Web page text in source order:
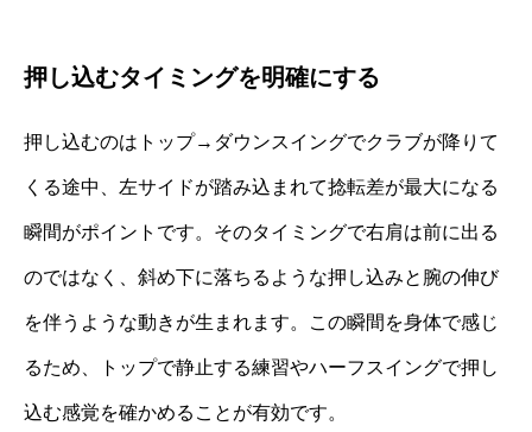
押し込むタイミングを明確にする
押し込むのはトップ→ダウンスイングでクラブが降りて
くる途中、左サイドが踏み込まれて捻転差が最大になる
瞬間がポイントです。そのタイミングで右肩は前に出る
のではなく、斜め下に落ちるような押し込みと腕の伸び
を伴うような動きが生まれます。この瞬間を身体で感じ
るため、トップで静止する練習やハーフスイングで押し
込む感覚を確かめることが有効です。